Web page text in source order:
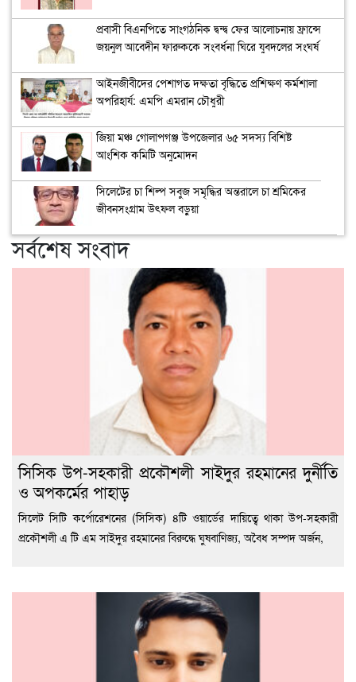
প্রবাসী বিএনপিতে সাংগঠনিক দ্বন্দ্ব ফের আলোচনায় ফ্রান্সে
জয়নুল আবেদীন ফারুককে সংবর্ধনা ঘিরে যুবদলের সংঘর্ষ
আইনজীবীদের পেশাগত দক্ষতা বৃদ্ধিতে প্রশিক্ষণ কর্মশালা
অপরিহার্য: এমপি এমরান চৌধুরী
জিয়া মঞ্চ গোলাপগঞ্জ উপজেলার ৬৫ সদস্য বিশিষ্ট
আংশিক কমিটি অনুমোদন
সিলেটের চা শিল্প সবুজ সমৃদ্ধির অন্তরালে চা শ্রমিকের
জীবনসংগ্রাম উৎফল বড়ুয়া
সর্বশেষ সংবাদ
সিসিক উপ-সহকারী প্রকৌশলী সাইদুর রহমানের দুর্নীতি
ও অপকর্মের পাহাড়
সিলেট সিটি কর্পোরেশনের (সিসিক) ৪টি ওয়ার্ডের দায়িত্বে থাকা উপ-সহকারী
প্রকৌশলী এ টি এম সাইদুর রহমানের বিরুদ্ধে ঘুষবাণিজ্য, অবৈধ সম্পদ অর্জন,